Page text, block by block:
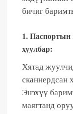
бичиг
1. Паспортын
хуулбар:
Хятад
сканнердсан
Энэхүү
маягтанд